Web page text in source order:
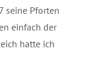
seine Pforten
einfach der
hatte ich